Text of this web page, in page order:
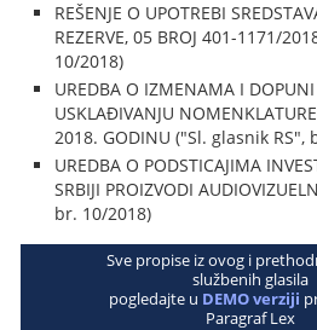
REŠENJE O UPOTREBI
REZERVE, 05 BROJ 401-1171/
10/2018)
UREDBA O IZMENAMA I DOPUNI
USKLAĐIVANJU
2018. GODINU ("Sl. glasnik RS",
UREDBA O PODSTICAJIMA
SRBIJI PROIZVODI
br. 10/2018)
Sve propise iz ovog i
službenih glasila
pogledajte u DEMO verziji
Paragraf Lex